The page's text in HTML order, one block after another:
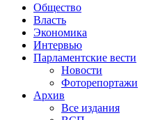
Общество
Власть
Экономика
Интервью
Парламентские вести
Новости
Фоторепортажи
Архив
Все издания